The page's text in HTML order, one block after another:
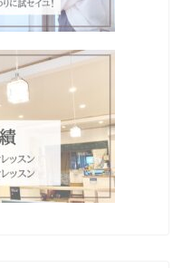
Home
プロフィール